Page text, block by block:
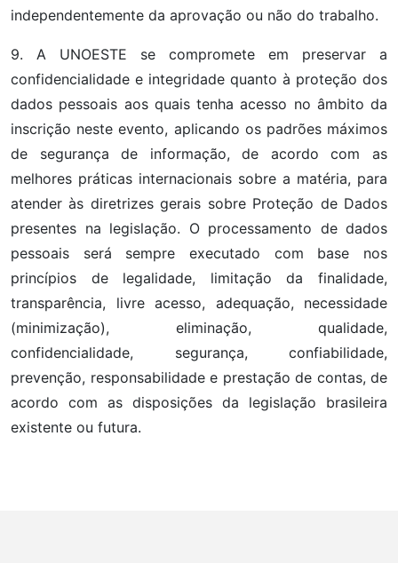
independentemente da aprovação ou não do trabalho.
9. A UNOESTE se
compromete em preservar a
confidencialidade e integridade quanto à proteção dos
dados pessoais aos quais tenha acesso no âmbito da
inscrição neste evento, aplicando os padrões máximos
de segurança de informação, de acordo com as
melhores práticas internacionais sobre a matéria, para
atender às diretrizes gerais sobre Proteção de Dados
presentes na legislação. O processamento de dados
pessoais será sempre executado com base nos
princípios de legalidade, limitação da finalidade,
transparência, livre acesso, adequação, necessidade
(minimização), eliminação, qualidade,
confidencialidade, segurança, confiabilidade,
prevenção, responsabilidade e prestação de contas, de
acordo com as disposições da legislação brasileira
existente ou futura.